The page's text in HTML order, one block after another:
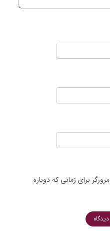
برای زمانی که دوباره